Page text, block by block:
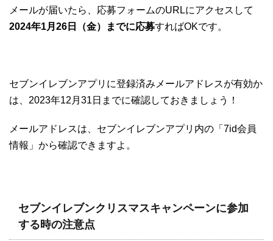
メールが届いたら、応募フォームのURLにアクセスして
2024年1月26日（金）までに応募すればOKです。
セブンイレブンアプリに登録済みメールアドレスが有効か
は、2023年12月31日までに確認しておきましょう！
メールアドレスは、セブンイレブンアプリ内の「7id会員
情報」から確認できますよ。
セブンイレブンクリスマスキャンペーンに参加
する時の注意点